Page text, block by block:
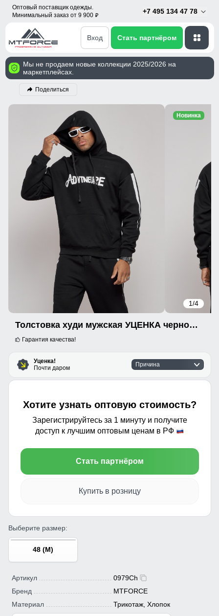
Оптовый поставщик одежды.
Минимальный заказ от 9 900 p
+7 495 134 47 78
Вход Стать партнёром
Мы не продаем новые коллекции 2025/2026 на
маркетплейсах.
Поделиться
1/4
Новинка
Толстовка худи мужская УЦЕНКА черного цвета 0979Ch
Гарантия качества!
Уценка!
Почти даром
Причина
Хотите узнать оптовую стоимость?
Зарегистрируйтесь за 1 минуту и получите
доступ к лучшим оптовым ценам в РФ
Стать партнёром
Купить в розницу
Выберите размер:
48 (M)
Артикул
0979Ch
Бренд
MTFORCE
Материал
Трикотаж, Хлопок